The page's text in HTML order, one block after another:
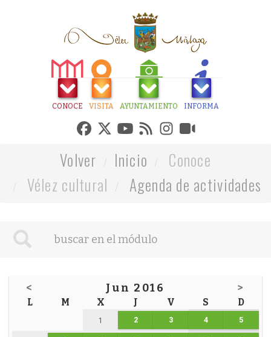
CONOCE VISITA AYUNTAMIENTO INFORMA
Volver Inicio
Conoce
Vélez cultural
Agenda de actividades
< Jun 2016 >
L M X J V S D
1 2 3 4 5